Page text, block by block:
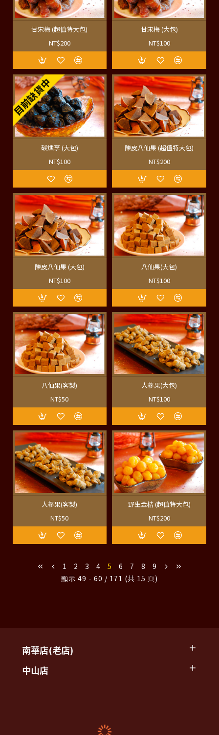
甘宋梅 (超值特大包)
NT$200
甘宋梅 (大包)
NT$100
目前缺貨中
碳燻李 (大包)
NT$100
陳皮八仙果 (超值特大包)
NT$200
陳皮八仙果 (大包)
NT$100
八仙果(大包)
NT$100
八仙果(客製)
NT$50
人蔘果(大包)
NT$100
人蔘果(客製)
NT$50
野生金桔 (超值特大包)
NT$200
1 2 3 4 5 6 7 8
9
顯示 49 - 60 / 171 (共 15 頁)
南華店(老店)
中山店